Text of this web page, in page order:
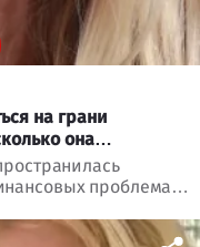
на грани
она
проблемах